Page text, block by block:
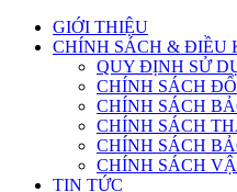
GIỚI THIỆU
CHÍNH SÁCH & ĐIỀU
QUY ĐỊNH SỬ
CHÍNH SÁCH
CHÍNH SÁCH
CHÍNH SÁCH
CHÍNH SÁCH
CHÍNH SÁCH
TIN TỨC